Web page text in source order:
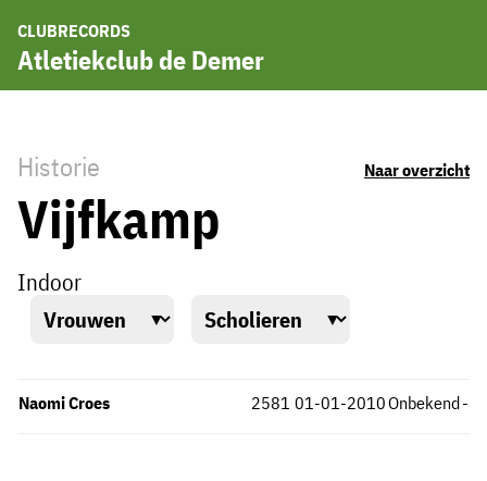
CLUBRECORDS
Atletiekclub de Demer
Historie Naar overzicht
Vijfkamp
Indoor
Naomi Croes Onbekend
2581 -
01-01-2010